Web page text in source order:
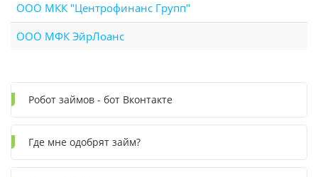
ООО МКК "Центрофинанс Групп"
ООО МФК ЭйрЛоанс
Робот займов - бот Вконтакте
Где мне одобрят займ?